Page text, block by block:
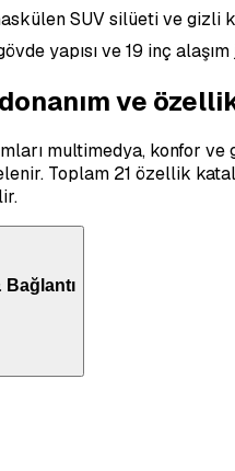
SUV silüeti ve gizli
yapısı ve 19 inç
ve
multimedya, konfor ve
Toplam 21 özellik
Bağlantı